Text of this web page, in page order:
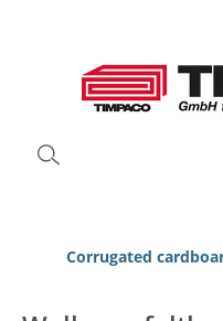
Corrugated